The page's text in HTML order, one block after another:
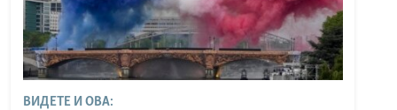
ВИДЕТЕ И ОВА: